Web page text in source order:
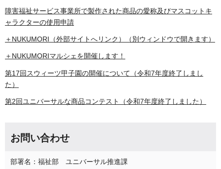
障害福祉サービス事業所で製作された商品の愛称及びマスコットキ
ャラクターの使用申請
＋NUKUMORI（外部サイトへリンク）（別ウィンドウで開きます）
＋NUKUMORIマルシェを開催します！
第17回スウィーツ甲子園の開催について（令和7年度終了しまし
た）
第2回ユニバーサルな商品コンテスト（令和7年度終了しました）
お問い合わせ
部署名：福祉部 ユニバーサル推進課